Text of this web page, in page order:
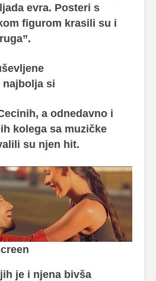
evra. Posteri s
figurom krasili su i
najbolja si
a odnedavno i
kolega sa muzičke
su njen hit.
je i njena bivša